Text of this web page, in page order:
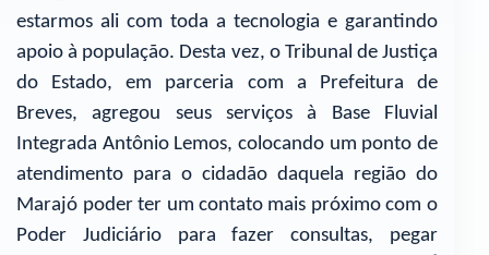
estarmos ali com toda a tecnologia e garantindo
apoio à população. Desta vez, o Tribunal de Justiça
do Estado, em parceria com a Prefeitura de
Breves, agregou seus serviços à Base Fluvial
Integrada Antônio Lemos, colocando um ponto de
atendimento para o cidadão daquela região do
Marajó poder ter um contato mais próximo com o
Poder Judiciário para fazer consultas, pegar